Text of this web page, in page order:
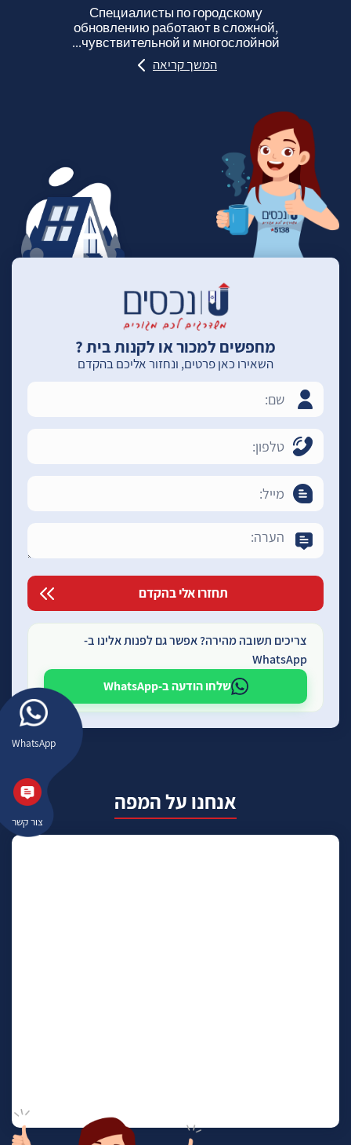
WhatsApp
צור קשר
Специалисты по городскому
обновлению работают в сложной,
чувствительной и многослойной...
המשך קריאה
מחפשים למכור או לקנות בית ?
השאירו כאן פרטים, ונחזור אליכם בהקדם
צריכים תשובה מהירה? אפשר גם לפנות אלינו ב-
WhatsApp
שלחו הודעה ב-WhatsApp
אנחנו על המפה